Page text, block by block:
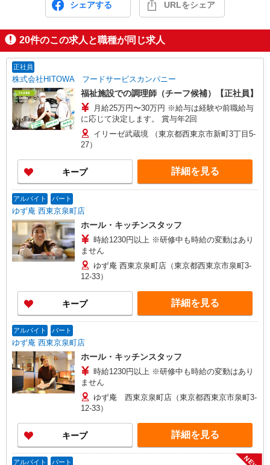
シェアする URLをシェア
20件のこの求人と職種が同じ求人
正社員
株式会社HITOWA フードサービスカンパニー
福祉施設での調理師（チーフ候補）【正社員】
月給25万円〜30万円 ※給与は経験や前職給与
に応じて決定します。 賞与年2回
イリーゼ武蔵境 （東京都西東京市新町3丁目5-
27）
キープ 詳細を見る
アルバイト パート
ゆず庵 西東京泉町店
ホール・キッチンスタッフ
時給1230円以上 ※研修中も時給の変動はあり
ません
ゆず庵 西東京泉町店（東京都西東京市泉町3-
12-33）
キープ 詳細を見る
アルバイト パート
ゆず庵 西東京泉町店
ホール・キッチンスタッフ
時給1230円以上 ※研修中も時給の変動はあり
ません
ゆず庵 西東京泉町店（東京都西東京市泉町3-
12-33）
キープ 詳細を見る
アルバイト パート